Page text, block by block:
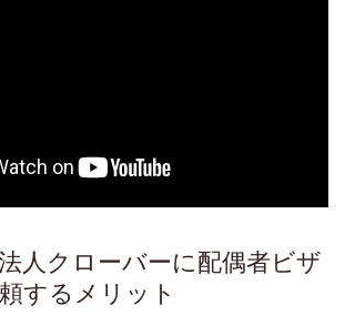
人クローバーに配偶者ビザ
するメリット